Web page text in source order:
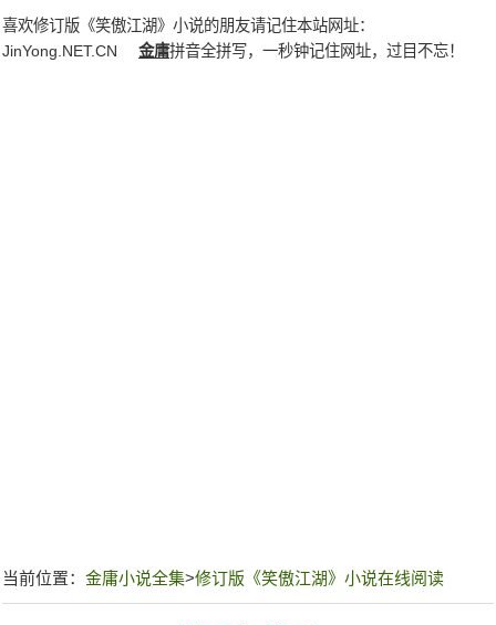
喜欢修订版《笑傲江湖》小说的朋友请记住本站网址：
JinYong.NET.CN
金庸拼音全拼写，一秒钟记住网址，过目不忘！
当前位置： 金庸小说全集>修订版《笑傲江湖》小说在线阅读